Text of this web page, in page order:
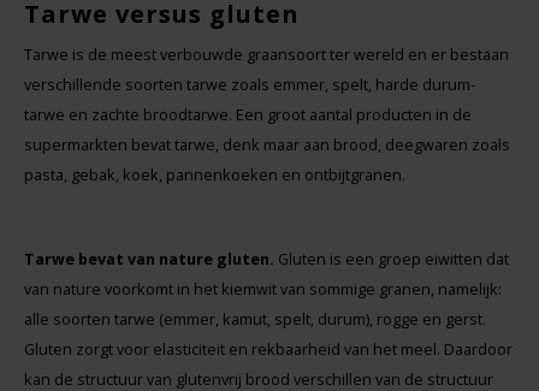
Noten, Zaden & Superfood
Bewuste Voeding
Najaarsproducten
Toastabags
Bonvita
Candy Tree
Cenovis
Consenza
Tarwe versus gluten
Tarwe is de meest verbouwde graansoort ter wereld en er bestaan
verschillende soorten tarwe zoals emmer, spelt, harde durum-
tarwe en zachte broodtarwe. Een groot aantal producten in de
supermarkten bevat tarwe, denk maar aan brood, deegwaren zoals
pasta, gebak, koek, pannenkoeken en ontbijtgranen.
Tarwe bevat van nature gluten. Gluten is een groep eiwitten dat
van nature voorkomt in het kiemwit van sommige granen, namelijk:
alle soorten tarwe (emmer, kamut, spelt, durum), rogge en gerst.
Gluten zorgt voor elasticiteit en rekbaarheid van het meel. Daardoor
kan de structuur van glutenvrij brood verschillen van de structuur